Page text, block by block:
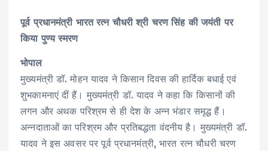
पूर्व प्रधानमंत्री भारत रत्न चौधरी श्री चरण सिंह की जयंती पर
किया पुण्य स्मरण
भोपाल
मुख्यमंत्री डॉ. मोहन यादव ने किसान दिवस की हार्दिक बधाई एवं
शुभकामनाएं दीं हैं। मुख्यमंत्री डॉ. यादव ने कहा कि किसानों की
लगन और अथक परिश्रम से ही देश के अन्न भंडार समृद्ध हैं।
अन्नदाताओं का परिश्रम और प्रतिबद्धता वंदनीय है। मुख्यमंत्री डॉ.
यादव ने इस अवसर पर पूर्व प्रधानमंत्री, भारत रत्न चौधरी चरण